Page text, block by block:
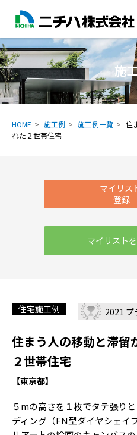
施
HOME 施工例 施工例一覧
住
れた２世帯住宅
マイリス
登録
マイリスト
住宅施工例 2021 プ
住まう人の移動と滞留
２世帯住宅
【東京都】
５mの高さを１枚でタテ張り
ディング（FN型ダイヤシェイ